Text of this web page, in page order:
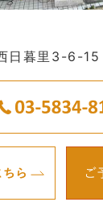
日暮里3-6-15